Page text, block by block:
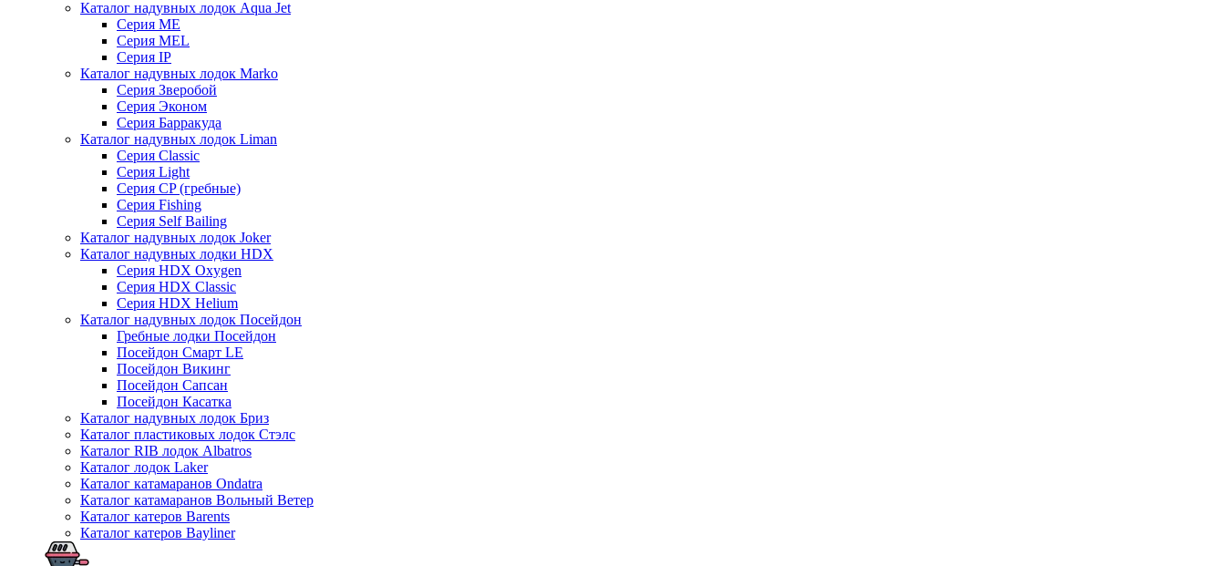
Каталог надувных лодок Aqua Jet
Серия ME
Серия MEL
Серия IP
Каталог надувных лодок Marko
Серия Зверобой
Серия Эконом
Серия Барракуда
Каталог надувных лодок Liman
Серия Classic
Серия Light
Серия CP (гребные)
Серия Fishing
Серия Self Bailing
Каталог надувных лодок Joker
Каталог надувных лодки HDX
Серия HDX Oxygen
Серия HDX Classic
Серия HDX Helium
Каталог надувных лодок Посейдон
Гребные лодки Посейдон
Посейдон Смарт LE
Посейдон Викинг
Посейдон Сапсан
Посейдон Касатка
Каталог надувных лодок Бриз
Каталог пластиковых лодок Стэлс
Каталог RIB лодок Albatros
Каталог лодок Laker
Каталог катамаранов Ondatra
Каталог катамаранов Вольный Ветер
Каталог катеров Barents
Каталог катеров Bayliner